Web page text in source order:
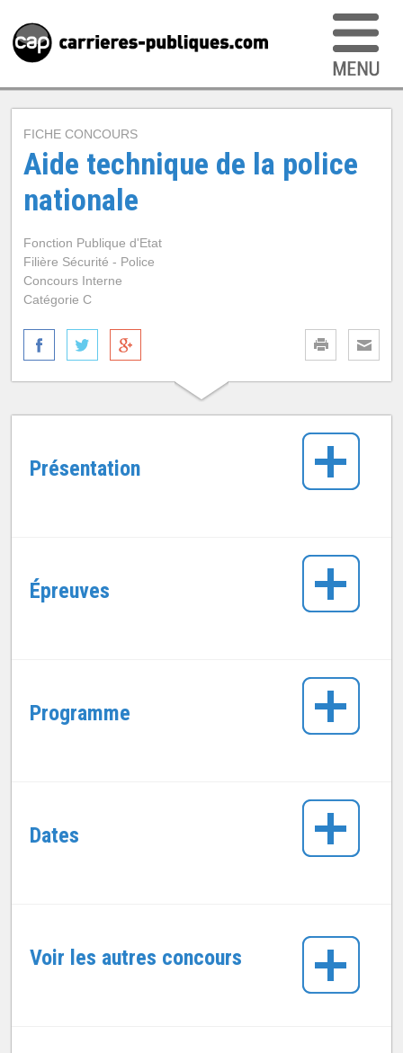
FICHE CONCOURS
Aide technique de la police
nationale
Fonction Publique d'Etat
Filière Sécurité - Police
Concours Interne
Catégorie C
Présentation
Épreuves
Programme
Dates
Voir les autres concours